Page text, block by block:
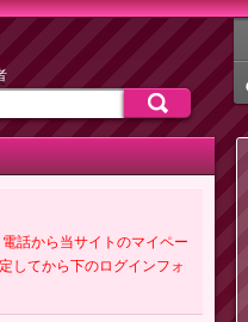
話から当サイトのマイペー
してから下のログインフォ